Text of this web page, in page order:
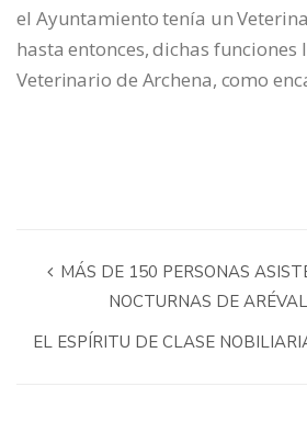
el Ayuntamiento tenía un
hasta entonces, dichas funciones
Veterinario de Archena, como
MÁS DE 150 PERSONAS
NOCTURNAS DE
EL ESPÍRITU DE CLASE